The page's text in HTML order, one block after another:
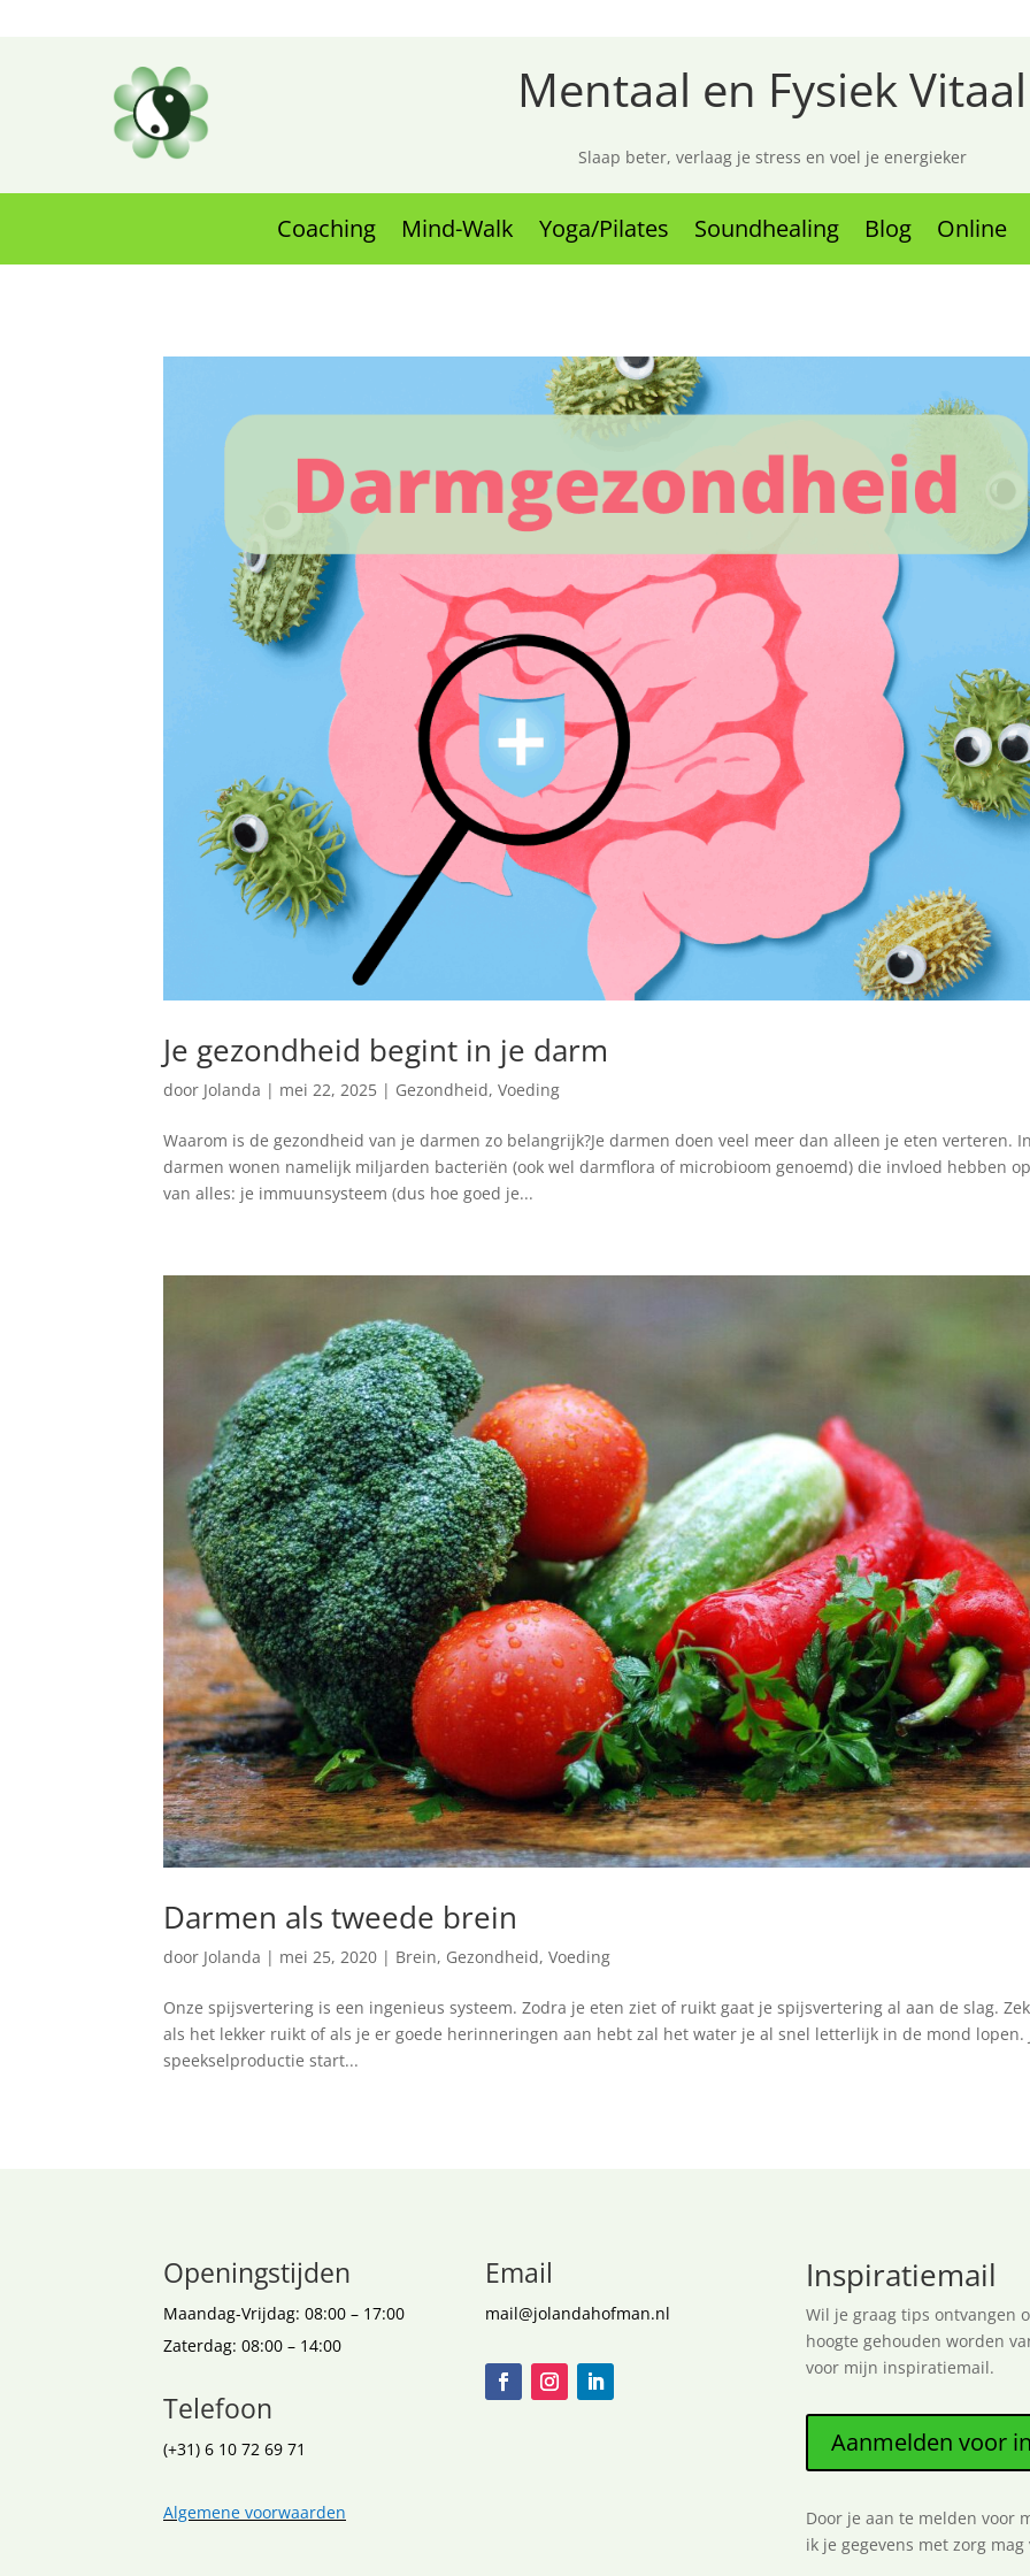
Mentaal en Fysiek Vitaal
Slaap beter, verlaag je stress en voel je energieker
Coaching Mind-Walk Yoga/Pilates Soundhealing Blog Online
Je gezondheid begint in je darm
door Jolanda | mei 22, 2025 | Gezondheid, Voeding
Waarom is de gezondheid van je darmen zo belangrijk?Je darmen doen veel meer dan alleen je eten verteren.
darmen wonen namelijk miljarden bacteriën (ook wel darmflora of microbioom genoemd) die invloed hebben op
van alles: je immuunsysteem (dus hoe goed je...
Darmen als tweede brein
door Jolanda | mei 25, 2020 | Brein, Gezondheid, Voeding
Onze spijsvertering is een ingenieus systeem. Zodra je eten ziet of ruikt gaat je spijsvertering al aan de slag.
als het lekker ruikt of als je er goede herinneringen aan hebt zal het water je al snel letterlijk in de mond lopen.
speekselproductie start...
Openingstijden
Maandag-Vrijdag: 08:00 – 17:00
Zaterdag: 08:00 – 14:00
Telefoon
(+31) 6 10 72 69 71
Algemene voorwaarden
Email
mail@jolandahofman.nl
Inspiratiemail
Wil je graag tips ontvangen
hoogte gehouden worden
voor mijn inspiratiemail.
Aanmelden voor
Door je aan te melden voor
ik je gegevens met zorg